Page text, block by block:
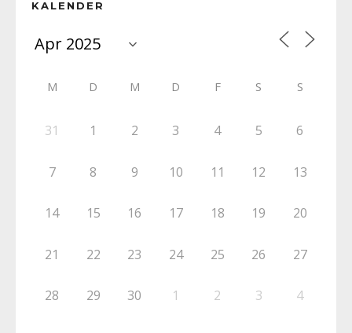
KALENDER
M D M D F S S
31 1 2 3 4 5 6
7 8 9 10 11 12 13
14 15 16 17 18 19 20
21 22 23 24 25 26 27
28 29 30 1 2 3 4